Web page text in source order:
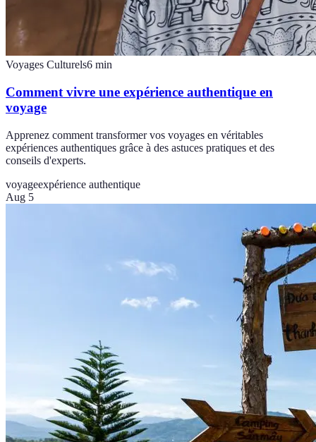
Voyages Culturels6 min
Comment vivre une expérience authentique en
voyage
Apprenez comment transformer vos voyages en véritables
expériences authentiques grâce à des astuces pratiques et des
conseils d'experts.
voyageexpérience authentique
Aug 5